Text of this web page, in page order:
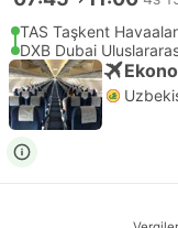
TAS Taşkent
DXB Dubai